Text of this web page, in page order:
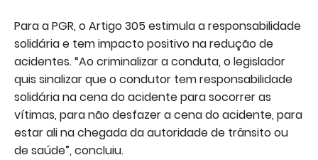
Para a PGR, o Artigo 305 estimula a responsabilidade
solidária e tem impacto positivo na redução de
acidentes. “Ao criminalizar a conduta, o legislador
quis sinalizar que o condutor tem responsabilidade
solidária na cena do acidente para socorrer as
vítimas, para não desfazer a cena do acidente, para
estar ali na chegada da autoridade de trânsito ou
de saúde”, concluiu.